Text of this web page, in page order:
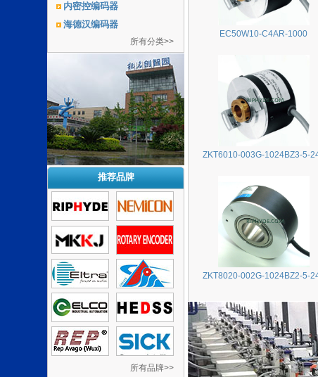
内密控编码器
海德汉编码器
所有分类>>
推荐品牌
所有品牌>>
EC50W10-C4AR-1000
ZKT6010-003G-1024BZ3-5-
ZKT8020-002G-1024BZ2-5-